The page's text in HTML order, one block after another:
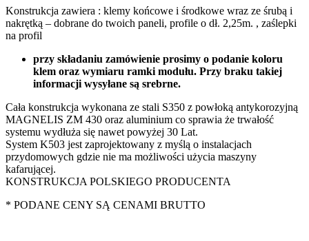
Konstrukcja zawiera : klemy końcowe i środkowe wraz ze śrubą i
nakrętką – dobrane do twoich paneli, profile o dł. 2,25m. , zaślepki
na profil
przy składaniu zamówienie prosimy o podanie koloru
klem oraz wymiaru ramki modułu. Przy braku takiej
informacji wysyłane są srebrne.
Cała konstrukcja wykonana ze stali S350 z powłoką antykorozyjną
MAGNELIS ZM 430 oraz aluminium co sprawia że trwałość
systemu wydłuża się nawet powyżej 30 Lat.
System K503 jest zaprojektowany z myślą o instalacjach
przydomowych gdzie nie ma możliwości użycia maszyny
kafarującej.
KONSTRUKCJA POLSKIEGO PRODUCENTA
* PODANE CENY SĄ CENAMI BRUTTO